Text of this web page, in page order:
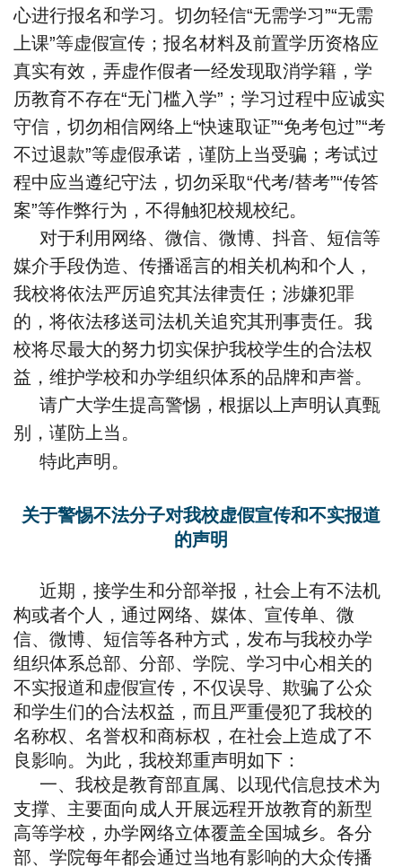
心进行报名和学习。切勿轻信“无需学习”“无需
上课”等虚假宣传；报名材料及前置学历资格应
真实有效，弄虚作假者一经发现取消学籍，学
历教育不存在“无门槛入学”；学习过程中应诚实
守信，切勿相信网络上“快速取证”“免考包过”“考
不过退款”等虚假承诺，谨防上当受骗；考试过
程中应当遵纪守法，切勿采取“代考/替考”“传答
案”等作弊行为，不得触犯校规校纪。
对于利用网络、微信、微博、抖音、短信等
媒介手段伪造、传播谣言的相关机构和个人，
我校将依法严厉追究其法律责任；涉嫌犯罪
的，将依法移送司法机关追究其刑事责任。我
校将尽最大的努力切实保护我校学生的合法权
益，维护学校和办学组织体系的品牌和声誉。
请广大学生提高警惕，根据以上声明认真甄
别，谨防上当。
特此声明。
关于警惕不法分子对我校虚假宣传和不实报道
的声明
近期，接学生和分部举报，社会上有不法机
构或者个人，通过网络、媒体、宣传单、微
信、微博、短信等各种方式，发布与我校办学
组织体系总部、分部、学院、学习中心相关的
不实报道和虚假宣传，不仅误导、欺骗了公众
和学生们的合法权益，而且严重侵犯了我校的
名称权、名誉权和商标权，在社会上造成了不
良影响。为此，我校郑重声明如下：
一、我校是教育部直属、以现代信息技术为
支撑、主要面向成人开展远程开放教育的新型
高等学校，办学网络立体覆盖全国城乡。各分
部、学院每年都会通过当地有影响的大众传播